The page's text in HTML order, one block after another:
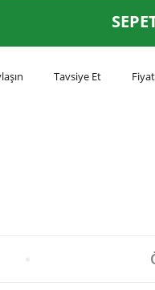
Tavsiye Et